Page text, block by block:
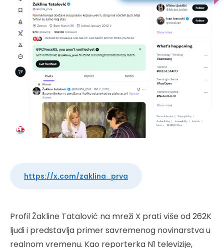
https://x.com/zaklina_prva
Profil Žakline Tatalović na mreži X prati više od 262K
ljudi i predstavlja primer savremenog novinarstva u
realnom vremenu. Kao reporterka N1 televizije,